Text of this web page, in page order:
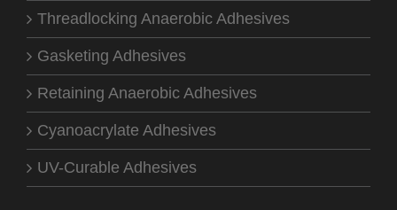
Threadlocking Anaerobic Adhesives
Gasketing Adhesives
Retaining Anaerobic Adhesives
Cyanoacrylate Adhesives
UV-Curable Adhesives